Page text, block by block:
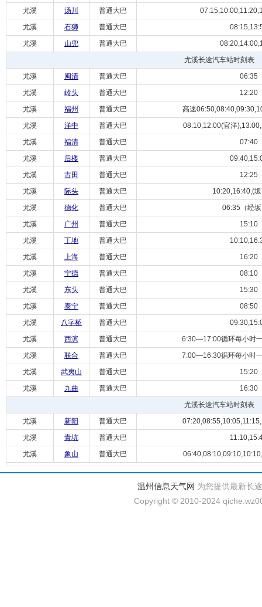
尤溪
汤川 普通大巴
尤溪
石狮 普通大巴
尤溪
山兜 普通大巴
尤溪长途汽车站时刻表
尤溪
闽清 普通大巴
06:35
尤溪
岭头 普通大巴
12:20
尤溪
福州 普通大巴
高速
尤溪
洋中 普通大巴
08:10,12:00(官洋
尤溪
福清 普通大巴
07:40
尤溪
后楼 普通大巴
尤溪
古田 普通大巴
12:25
尤溪
际头 普通大巴
10:20,16:40,(
尤溪
德化 普通大巴
06:35（经
尤溪
广州 普通大巴
15:10
尤溪
丁地 普通大巴
尤溪
上海 普通大巴
16:20
尤溪
宁德 普通大巴
08:10
尤溪
东头 普通大巴
15:30
尤溪
泰宁 普通大巴
08:50
尤溪
八字桥 普通大巴
尤溪
西滨 普通大巴
6:30—17:00循环每小时
尤溪
联合 普通大巴
7:00—16:30循环每小时
尤溪
武夷山 普通大巴
15:20
尤溪
九曲 普通大巴
16:30
尤溪长途汽车站时刻表
尤溪
新阳 普通大巴
尤溪
青坑 普通大巴
尤溪
象山 普通大巴
温州信息天气网 为您提供最新长
Copyright © 2010-2024